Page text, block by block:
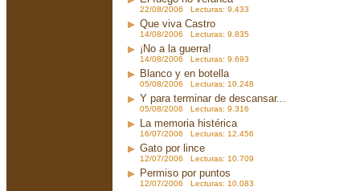
22/08/2006 Lecturas: 9.433
Que viva Castro
14/08/2006 Lecturas: 9.835
¡No a la guerra!
14/08/2006 Lecturas: 9.693
Blanco y en botella
05/08/2006 Lecturas: 10.248
Y para terminar de descansar...
05/08/2006 Lecturas: 9.316
La memoria histérica
16/07/2006 Lecturas: 12.456
Gato por lince
12/07/2006 Lecturas: 10.709
Permiso por puntos
12/07/2006 Lecturas: 10.083